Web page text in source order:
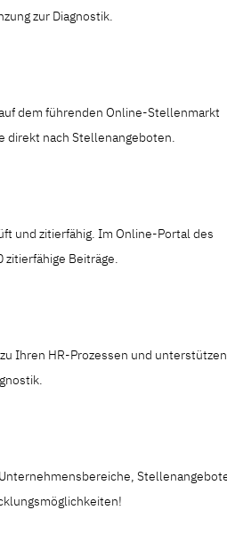
zur Diagnostik.
dem führenden Online-Stellenmarkt
direkt nach Stellenangeboten.
und zitierfähig. Im Online-Portal des
zitierfähige Beiträge.
Ihren HR-Prozessen und unterstützen